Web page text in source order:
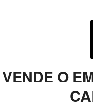
VENDE O